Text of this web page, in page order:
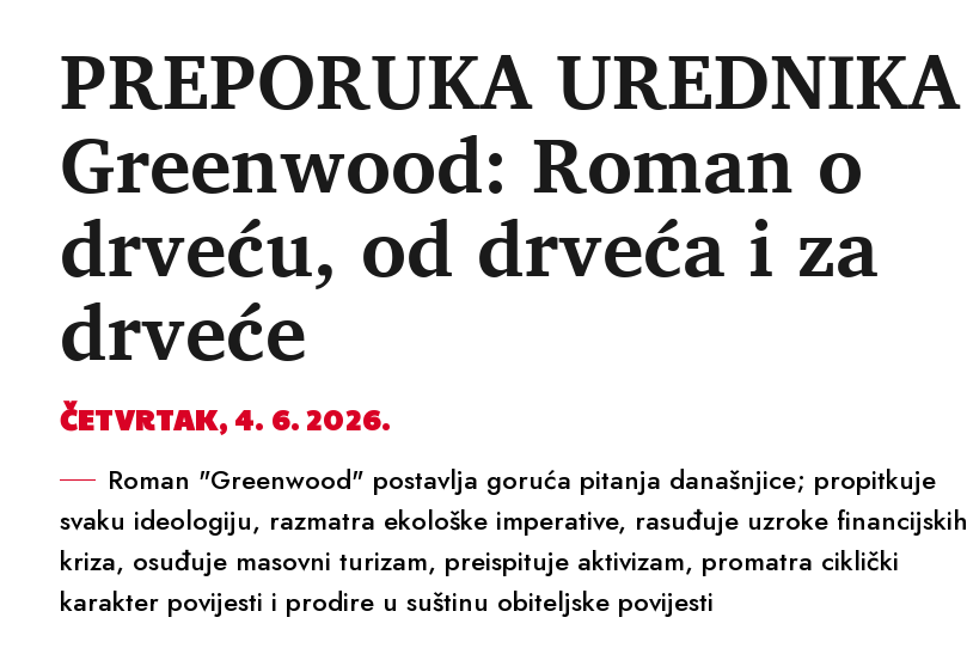
PREPORUKA UREDNIKA
Greenwood: Roman o
drveću, od drveća i za
drveće
ČETVRTAK, 4. 6. 2026.
Roman "Greenwood" postavlja goruća pitanja današnjice; propitkuje
svaku ideologiju, razmatra ekološke imperative, rasuđuje uzroke financijskih
kriza, osuđuje masovni turizam, preispituje aktivizam, promatra ciklički
karakter povijesti i prodire u suštinu obiteljske povijesti